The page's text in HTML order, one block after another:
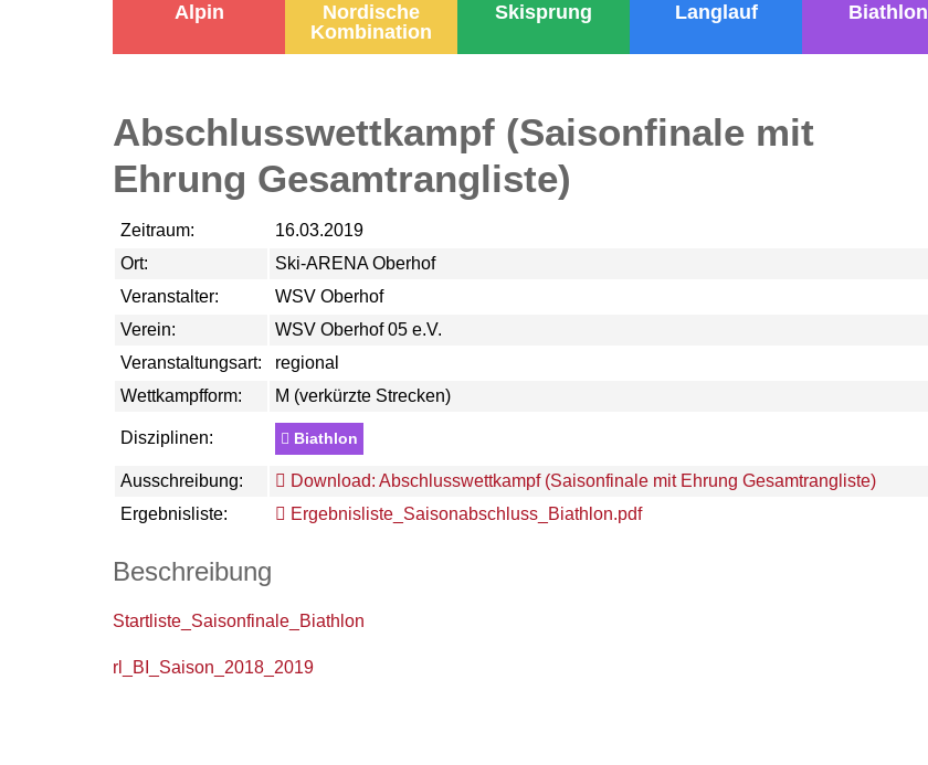
Alpin
Nordische
Kombination
Skisprung Langlauf Biathlon
Abschlusswettkampf (Saisonfinale mit
Ehrung Gesamtrangliste)
Zeitraum:
16.03.2019
Ort:
Ski-ARENA Oberhof
Veranstalter:
WSV Oberhof
Verein:
WSV Oberhof 05 e.V.
Veranstaltungsart:
regional
Wettkampfform:
M (verkürzte Strecken)
Disziplinen: Biathlon
Ausschreibung:
Download: Abschlusswettkampf (Saisonfinale mit Ehrung Gesamtrangliste)
Ergebnisliste:
Ergebnisliste_Saisonabschluss_Biathlon.pdf
Beschreibung
Startliste_Saisonfinale_Biathlon
rl_BI_Saison_2018_2019